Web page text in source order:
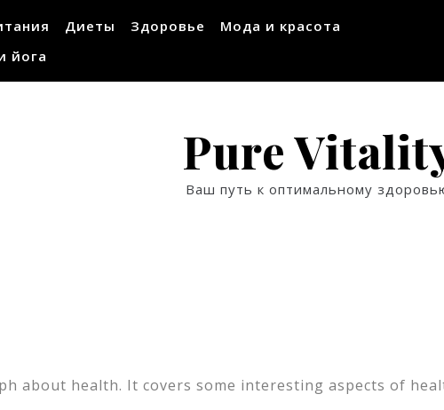
Диеты Здоровье
Мода и красота
йога
Pure
Ваш путь к оптимальному
about health. It covers some interesting aspects of